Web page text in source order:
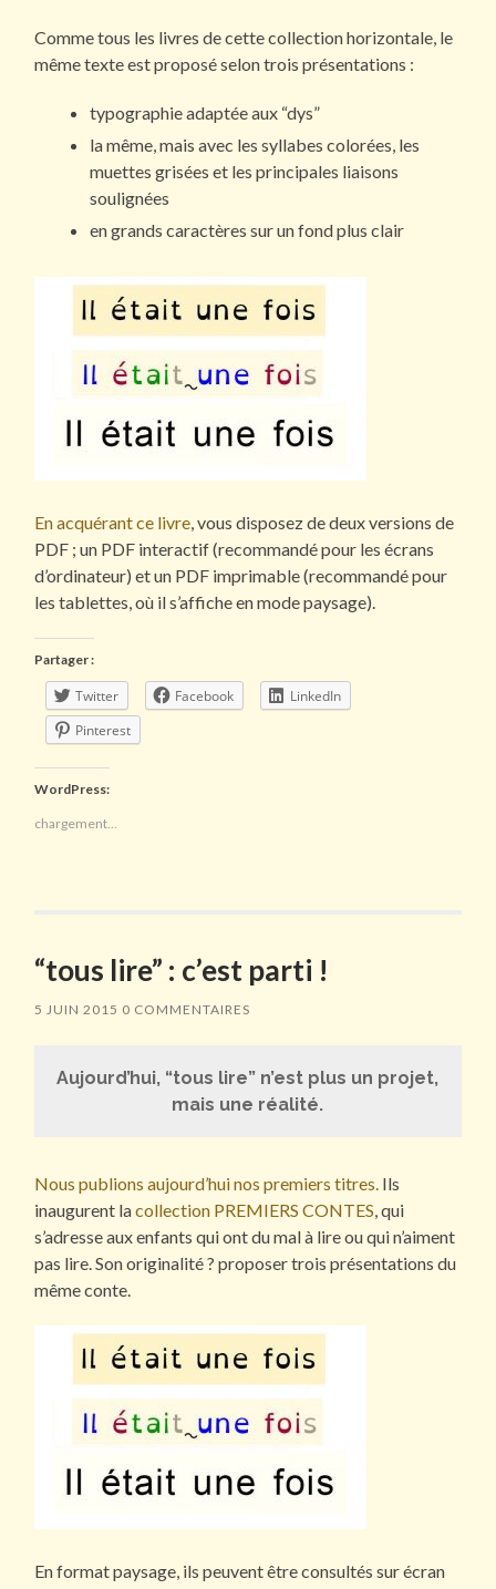
Comme tous les livres de cette collection horizontale, le
même texte est proposé selon trois présentations :
typographie adaptée aux “dys”
la même, mais avec les syllabes colorées, les
muettes grisées et les principales liaisons
soulignées
en grands caractères sur un fond plus clair
En acquérant ce livre, vous disposez de deux versions de
PDF ; un PDF interactif (recommandé pour les écrans
d’ordinateur) et un PDF imprimable (recommandé pour
les tablettes, où il s’affiche en mode paysage).
Partager :
Twitter Facebook
LinkedIn
Pinterest
WordPress:
chargement…
“tous lire” : c’est parti !
5 JUIN 2015 0 COMMENTAIRES
Aujourd’hui, “tous lire” n’est plus un projet,
mais une réalité.
Nous publions aujourd’hui nos premiers titres. Ils
inaugurent lacollection PREMIERS CONTES, qui
s’adresse aux enfants qui ont du mal à lire ou qui n’aiment
pas lire. Son originalité ? proposer trois présentations du
même conte.
En format paysage, ils peuvent être consultés sur écran